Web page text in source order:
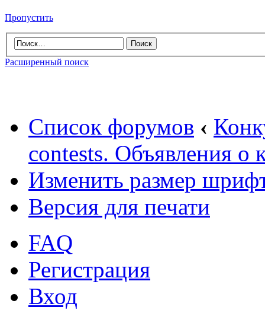
Пропустить
Расширенный поиск
Список форумов ‹
contests. Объявления о
Изменить размер
Версия для печати
FAQ
Регистрация
Вход